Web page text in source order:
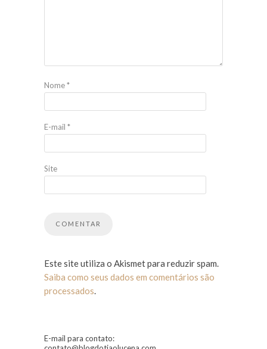
Nome*
E-mail *
Site
Este site utiliza o Akismet para reduzir spam.
Saiba como seus dados em comentários são
processados.
E-mail para contato: